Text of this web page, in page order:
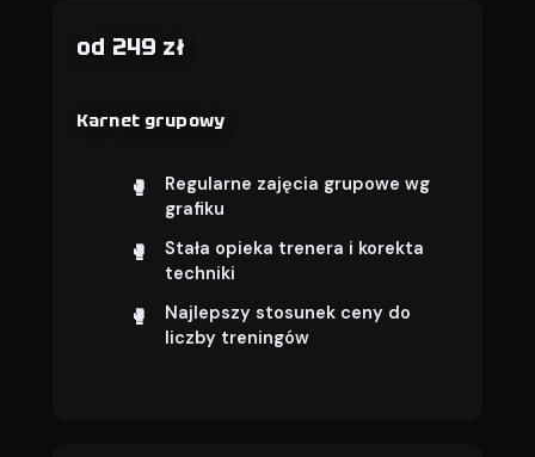
od 249 zł
Karnet grupowy
Regularne zajęcia grupowe wg
grafiku
Stała opieka trenera i korekta
techniki
Najlepszy stosunek ceny do
liczby treningów